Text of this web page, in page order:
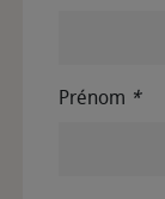
Prénom *